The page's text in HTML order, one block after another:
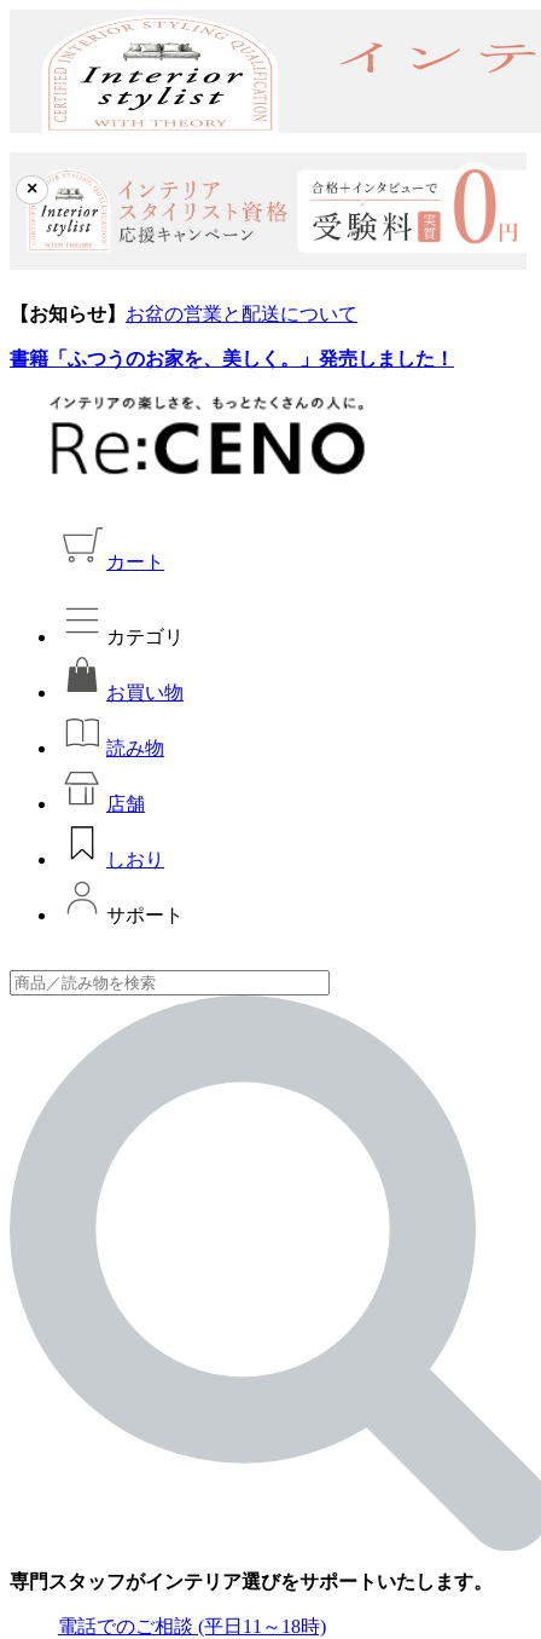
×
【お知らせ】 お盆の営業と配送について
書籍「ふつうのお家を、美しく。」発売しました！
カート
カテゴリ
お買い物
読み物
店舗
しおり
サポート
専門スタッフがインテリア選びをサポートいたします。
電話でのご相談 (平日11～18時)